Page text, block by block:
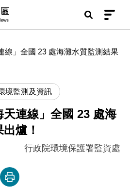
專區
線」全國 23 處海灘水質監測結果
境監測及資訊
天連線」全國 23 處海
爐！
行政院環境保護署監資處
內容連結
列印本頁